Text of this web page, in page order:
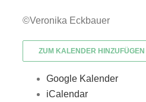
©Veronika Eckbauer
ZUM KALENDER HINZUFÜGEN
Google Kalender
iCalendar